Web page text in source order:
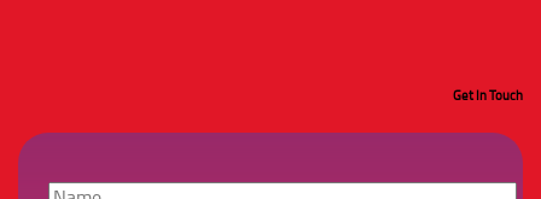
Get In Touch